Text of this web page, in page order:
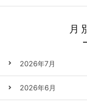
月
2026年7月
2026年6月